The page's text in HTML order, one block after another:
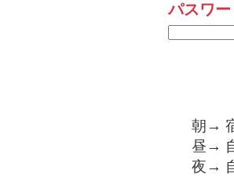
パスワ
朝→
昼→
夜→